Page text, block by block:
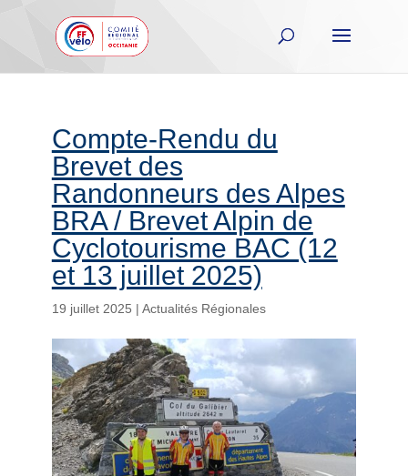
Compte-Rendu du
Brevet des
Randonneurs des Alpes
BRA / Brevet Alpin de
Cyclotourisme BAC (12
et 13 juillet 2025)
19 juillet 2025 | Actualités Régionales